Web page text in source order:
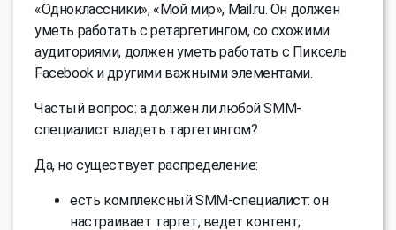
«Одноклассники», «Мой мир», Mail.ru. Он должен
уметь работать с ретаргетингом, со схожими
аудиториями, должен уметь работать с Пиксель
Facebook и другими важными элементами.
Частый вопрос: а должен ли любой SMM-
специалист владеть таргетингом?
Да, но существует распределение:
есть комплексный SMM-специалист: он
настраивает таргет, ведет контент;